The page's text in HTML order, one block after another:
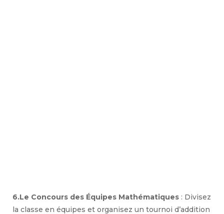
6.Le Concours des Équipes Mathématiques : Divisez
la classe en équipes et organisez un tournoi d’addition